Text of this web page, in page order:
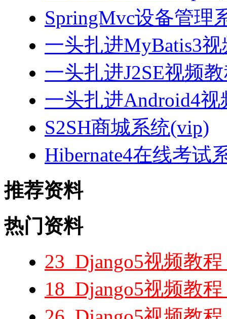
SpringMvc设备管理
一头扎进MyBatis3
一头扎进J2SE视频
一头扎进Android4视
S2SH商城系统(vip)
Hibernate4在线考试
推荐资料
热门资料
23_Django5视频教
18_Django5视频教